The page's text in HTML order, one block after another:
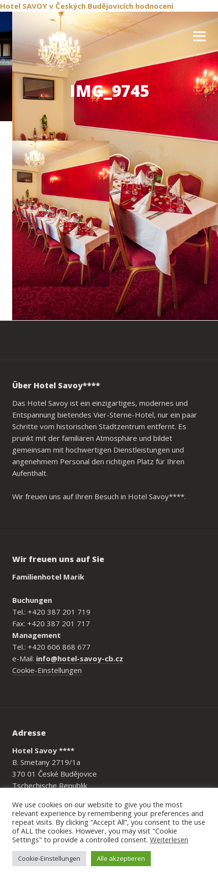
Hotel SAVOY v Českých Budějovicích hodnocení
IMG_9745
Über Hotel Savoy****
Das Hotel Savoy ist ein einzigartiges, modernes und
Entspannung bietendes Vier-Sterne-Hotel, nur ein paar
Schritte vom historischen Stadtzentrum entfernt. Es
prunkt mit der familiären Atmosphäre und bildet
gemeinsam mit hochwertigen Dienstleistungen und
angenehmem Personal den richtigen Platz für Ihren
Aufenthalt.
Wir freuen uns auf Ihren Besuch in Hotel Savoy****.
Wir freuen uns auf Sie
Familienhotel Marik
Buchungen
Tel.: +420 387 201 719
Fax: +420 387 201 717
Management
Tel.: +420 606 868 677
e-Mail: info@hotel-savoy-cb.cz
Cookie-Einstellungen
Adresse
Hotel Savoy ****
B. Smetany 2719/1a
370 01 České Budějovice
Tschechische Republik
© 2026 Stránky vytvořil www.niceweb.czpro Hotel Savoy ****
We use cookies on our website to give you the most
relevant experience by remembering your preferences and
repeat visits. By clicking “Accept All”, you consent to the use
of ALL the cookies. However, you may visit "Cookie
Settings" to provide a controlled consent. Weiterlesen
Cookie-Einstellungen Alle akzeptieren